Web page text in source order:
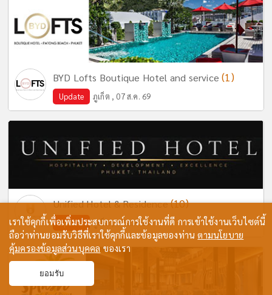
BYD Lofts Boutique Hotel and service(1)
Update ภูเก็ต , 07 ส.ค. 69
Unified Hotel & Residence(10)
Update ภูเก็ต , 07 ส.ค. 69
เราใช้คุกกี้เพื่อเพิ่มประสบการณ์การใช้งานที่ดี การเข้าใช้งานเว็บไซต์นี้
ถือว่าท่านยอมรับวิธีที่เราใช้คุกกี้และข้อมูลของท่านตามนโยบาย
คุ้มครองข้อมูลส่วนบุคคล ของเรา
ยอมรับ